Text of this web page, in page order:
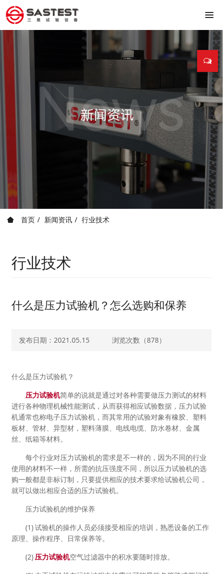
首页 新闻资讯 行业技术
行业技术
什么是压力试验机？怎么选购和保养
发布日期：2021.05.15 浏览次数（878）
什么是压力试验机？
压力试验机简单的说就是通过对各种需要做压力测试的材料
进行各种物理机械性能测试，从而获得相应试验数据，压力试验
机通常也称电子压力试验机，而其常用的试验对象有橡胶、塑料
板材、管材、异型材，塑料薄膜、电线电缆、防水卷材、金属
丝、纸箱等材料。
每个行业对压力试验机的需求是不一样的，因为不同的行业
使用的材料不一样，所需的抗压强度不同，所以压力试验机的选
购一般都是非标订制，只要提供相应的技术要求给试验机公司，
就可以做出相应合适的压力试验机。
压力试验机的维护保养
(1) 试验机的操作人员必须接受相应的培训，熟悉设备的工作
原理、操作程序、日常保养等。
(2)压力试验机空气过滤器中的积水要随时排放。